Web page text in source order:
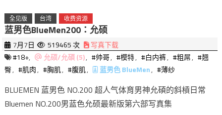
全见版 台湾 收费资源
蓝男色BlueMen200：允硕
7月7日 519465 次
写真下载
#18+, 允硕/允碩 (5), #帅哥, #模特, #白内裤, #粗屌, #翘
臀, #肌肉, #胸肌, #腹肌, 蓝男色 BlueMen, #薄纱
BLUEMEN 蓝男色 NO.200 超人气体育男神允碩的斜槓日常
Bluemen NO.200男蓝色允硕最新版第六部写真集